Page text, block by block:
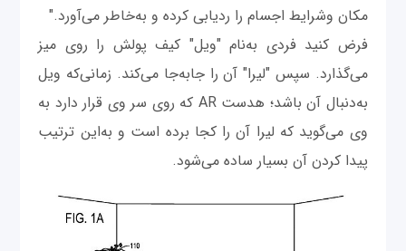
مکان وشرایط اجسام را ردیابی کرده و به‌خاطر می‌آورد."
فرض کنید فردی به‌نام "ویل" کیف پولش را روی میز
می‌گذارد. سپس "لیرا" آن را جابه‌جا می‌کند. زمانی‌که ویل
به‌دنبال آن باشد؛ هدست AR که روی سر وی قرار دارد به
وی می‌گوید که لیرا آن را کجا برده است و به‌این ترتیب
پیدا کردن آن بسیار ساده می‌شود.